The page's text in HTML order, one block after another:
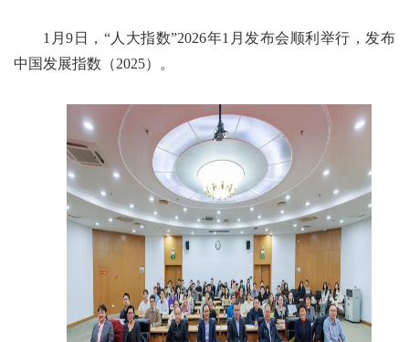
1月9日，“人大指数”2026年1月发布会顺利举行，发布
中国发展指数（2025）。